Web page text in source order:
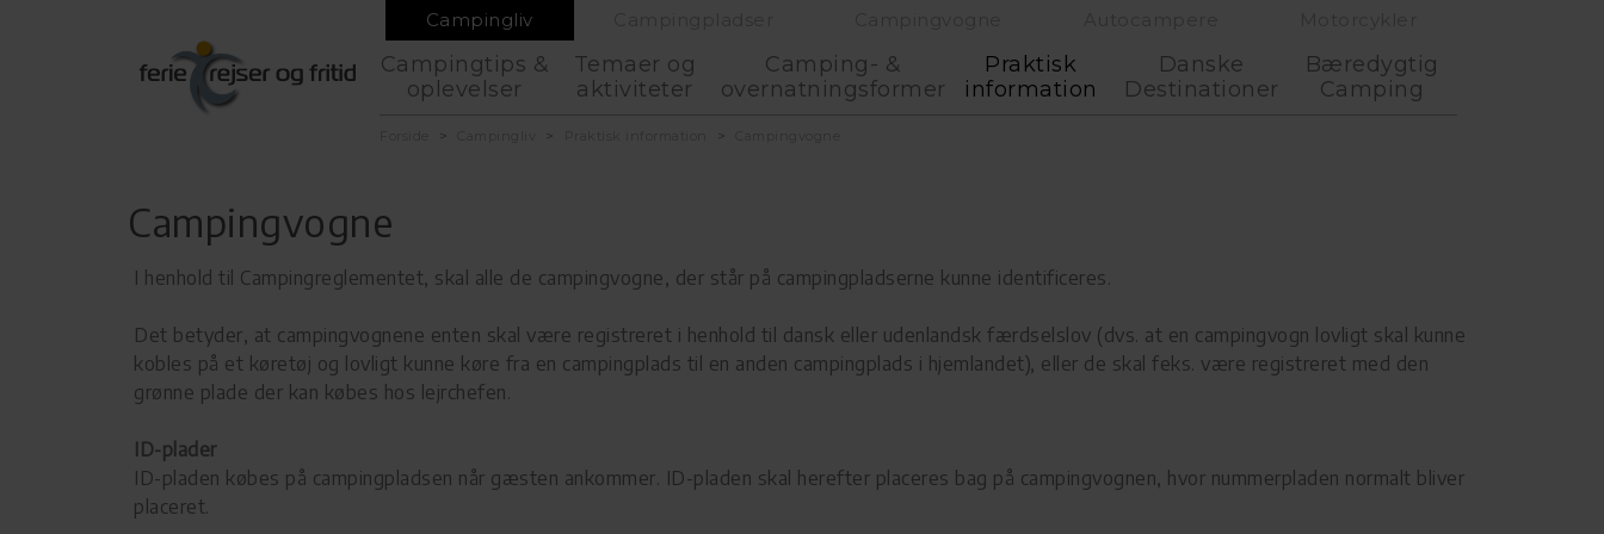
Campingliv
Campingtips &
oplevelser
Temaer og
aktiviteter
Camping- &
overnatningsformer
Praktisk
information
Danske
Destinationer
Bæredygtig
Camping
Campingvogne
I henhold til Campingreglementet, skal alle de campingvogne, der står på campingpladserne kunne identificeres.
Det betyder, at campingvognene enten skal være registreret i henhold til dansk eller udenlandsk færdselslov (dvs. at en campingvogn lovligt skal kunne
kobles på et køretøj og lovligt kunne køre fra en campingplads til en anden campingplads i hjemlandet), eller de skal feks. være registreret med den
grønne plade der kan købes hos lejrchefen.
ID-plader
ID-pladen købes på campingpladsen når gæsten ankommer. ID-pladen skal herefter placeres bag på campingvognen, hvor nummerpladen normalt bliver
placeret.